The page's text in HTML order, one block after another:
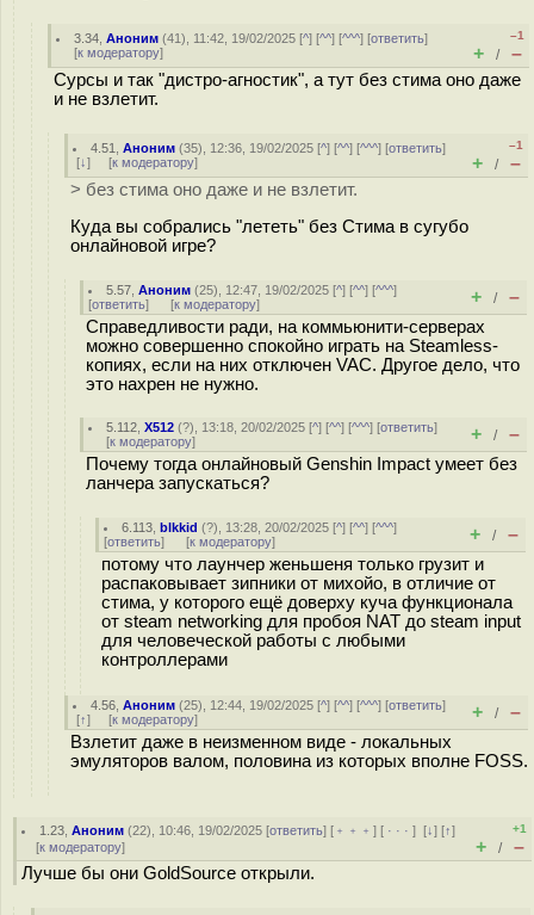
3.34 ,Аноним (41), 11:42, 19/02/2025 [^] [^^] [^^^] [ответить]
[к модератору]
–1
+ / –
Сурсы и так "дистро-агностик", а тут без стима оно даже
и не взлетит.
4.51 ,Аноним (35), 12:36, 19/02/2025 [^] [^^] [^^^] [ответить]
[↓] [к модератору]
–1
+ / –
> без стима оно даже и не взлетит.
Куда вы собрались "лететь" без Стима в сугубо
онлайновой игре?
5.57 ,Аноним (25), 12:47, 19/02/2025 [^] [^^] [^^^]
[ответить] [к модератору] + / –
Справедливости ради, на коммьюнити-серверах
можно совершенно спокойно играть на Steamless-
копиях, если на них отключен VAC. Другое дело, что
это нахрен не нужно.
5.112 ,X512 (?), 13:18, 20/02/2025 [^] [^^] [^^^] [ответить]
[к модератору] + / –
Почему тогда онлайновый Genshin Impact умеет без
ланчера запускаться?
6.113 ,blkkid (?), 13:28, 20/02/2025 [^] [^^] [^^^]
[ответить] [к модератору] + / –
потому что лаунчер женьшеня только грузит и
распаковывает зипники от михойо, в отличие от
стима, у которого ещё доверху куча функционала
от steam networking для пробоя NAT до steam input
для человеческой работы с любыми
контроллерами
4.56 ,Аноним (25), 12:44, 19/02/2025 [^] [^^] [^^^] [ответить]
[↑] [к модератору] + / –
Взлетит даже в неизменном виде - локальных
эмуляторов валом, половина из которых вполне FOSS.
1.23 ,Аноним (22), 10:46, 19/02/2025 [ответить] [ ﹢﹢﹢] [ · · ·][↓] [↑]
[к модератору]
+1
+ / –
Лучше бы они GoldSource открыли.